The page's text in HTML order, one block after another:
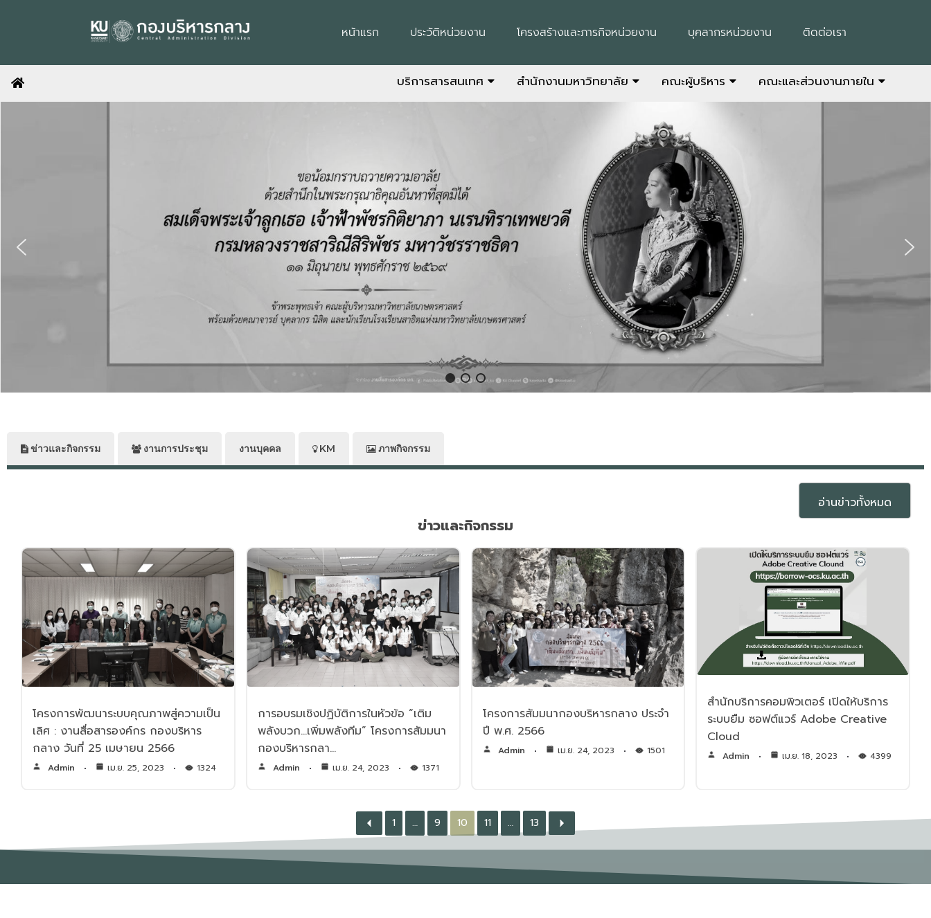
หน้าแรก ประวัติหน่วยงาน โครงสร้างและภารกิจหน่วยงาน บุคลากรหน่วยงาน ติดต่อเรา
คณะและส่วนงานภายใน
คณะผู้บริหาร
สำนักงานมหาวิทยาลัย
บริการสารสนเทศ
ข่าวและกิจกรรม งานการประชุม งานบุคคล KM ภาพกิจกรรม
อ่านข่าวทั้งหมด
ข่าวและกิจกรรม
โครงการพัฒนาระบบคุณภาพสู่ความเป็น
เลิศ : งานสื่อสารองค์กร กองบริหาร
กลาง วันที่ 25 เมษายน 2566
Admin เม.ย. 25, 2023 1324
การอบรมเชิงปฏิบัติการในหัวข้อ “เติม
พลังบวก…เพิ่มพลังทีม” โครงการสัมมนา
กองบริหารกลา…
Admin เม.ย. 24, 2023 1371
โครงการสัมมนากองบริหารกลาง ประจำ
ปี พ.ศ. 2566
Admin เม.ย. 24, 2023 1501
สำนักบริการคอมพิวเตอร์ เปิดให้บริการ
ระบบยืม ซอฟต์แวร์ Adobe Creative
Cloud
Admin เม.ย. 18, 2023 4399
1 … 9 10 11 … 13